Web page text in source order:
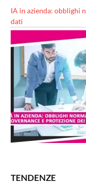
IA in azienda: obblighi
dati
TENDENZE